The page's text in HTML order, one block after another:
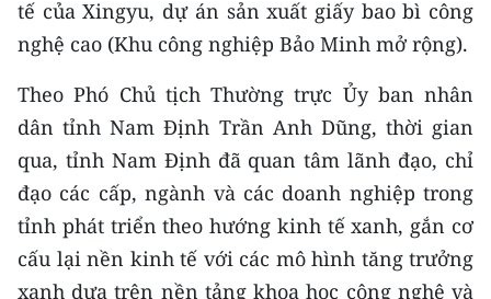
ESPAÑOL
한국어
tế của Xingyu, dự án sản xuất giấy bao bì công
nghệ cao (Khu công nghiệp Bảo Minh mở rộng).
Theo Phó Chủ tịch Thường trực Ủy ban nhân
dân tỉnh Nam Định Trần Anh Dũng, thời gian
qua, tỉnh Nam Định đã quan tâm lãnh đạo, chỉ
đạo các cấp, ngành và các doanh nghiệp trong
tỉnh phát triển theo hướng kinh tế xanh, gắn cơ
cấu lại nền kinh tế với các mô hình tăng trưởng
xanh dựa trên nền tảng khoa học công nghệ và